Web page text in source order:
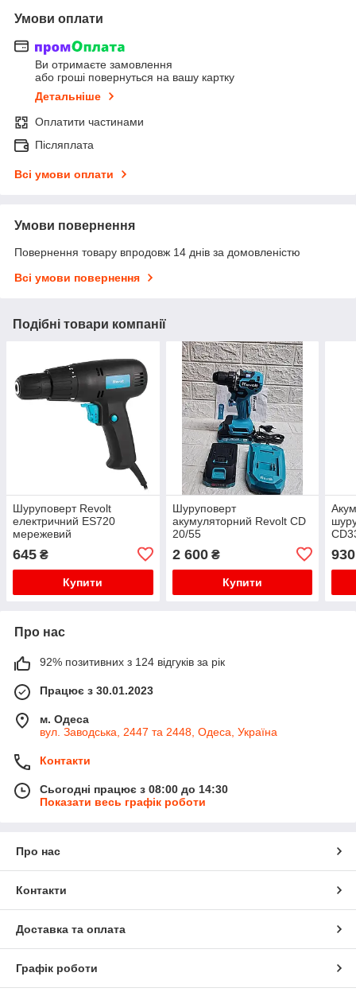
Умови оплати
Ви отримаєте замовлення
або гроші повернуться на вашу картку
Детальніше
Оплатити частинами
Післяплата
Всі умови оплати
Умови повернення
Повернення товару впродовж 14 днів за домовленістю
Всі умови повернення
Подібні товари компанії
Шуруповерт Revolt
електричний ES720
мережевий
645 ₴
Купити
Шуруповерт
акумуляторний Revolt СD
20/55
2 600₴
Купити
930
Про нас
92% позитивних з 124 відгуків за рік
Працює з 30.01.2023
м. Одеса
вул. Заводська, 2447 та 2448, Одеса, Україна
Контакти
Сьогодні працює з 08:00 до 14:30
Показати весь графік роботи
Про нас
Контакти
Доставка та оплата
Графік роботи